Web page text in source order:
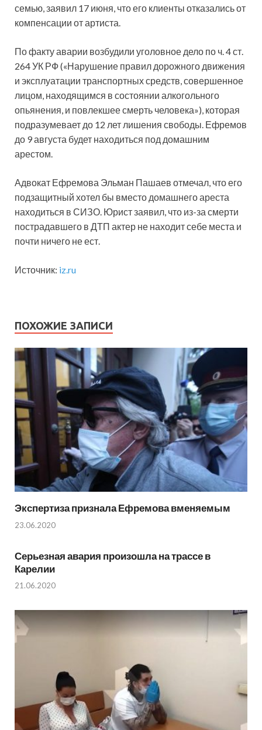
семью, заявил 17 июня, что его клиенты отказались от
компенсации от артиста.
По факту аварии возбудили уголовное дело по ч. 4 ст.
264 УК РФ («Нарушение правил дорожного движения
и эксплуатации транспортных средств, совершенное
лицом, находящимся в состоянии алкогольного
опьянения, и повлекшее смерть человека»), которая
подразумевает до 12 лет лишения свободы. Ефремов
до 9 августа будет находиться под домашним
арестом.
Адвокат Ефремова Эльман Пашаев отмечал, что его
подзащитный хотел бы вместо домашнего ареста
находиться в СИЗО. Юрист заявил, что из-за смерти
пострадавшего в ДТП актер не находит себе места и
почти ничего не ест.
Источник: iz.ru
ПОХОЖИЕ ЗАПИСИ
Экспертиза признала Ефремова вменяемым
23.06.2020
Серьезная авария произошла на трассе в
Карелии
21.06.2020